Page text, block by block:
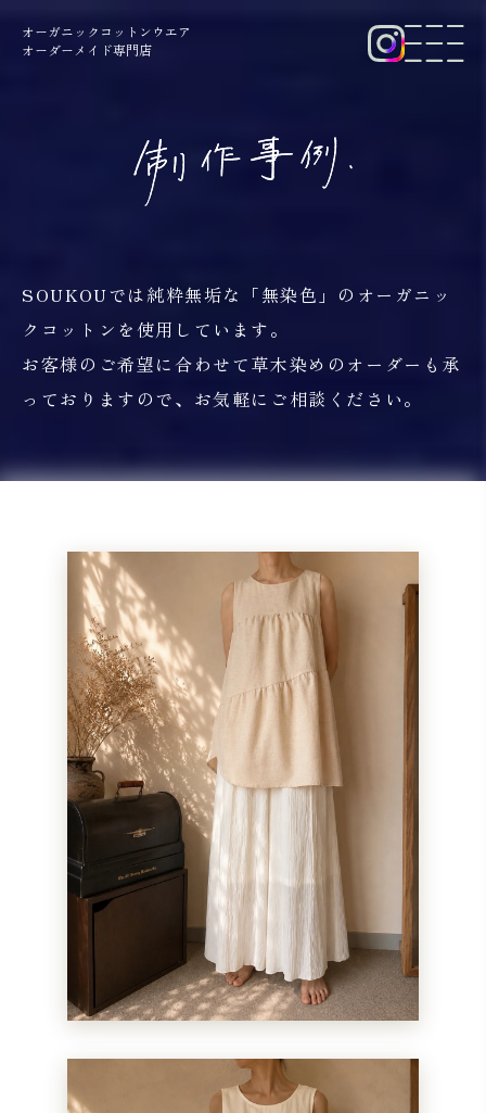
オーガニックコットンウエア
オーダーメイド専門店
制作事例
SOUKOUでは純粋無垢な「無染色」のオーガニッ
クコットンを使用しています。
お客様のご希望に合わせて草木染めのオーダーも承
っておりますので、お気軽にご相談ください。